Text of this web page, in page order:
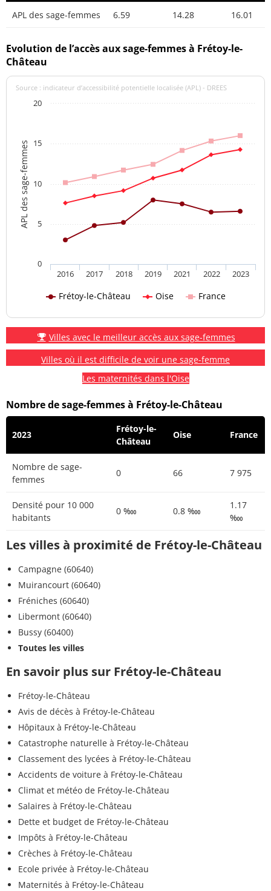
APL des sage-femmes 6.59 14.28 16.01
Evolution de l’accès aux sage-femmes à Frétoy-le-
Château
APL des sage-femmes
Source : indicateur d’accessibilité potentielle localisée (APL) - DREES
Frétoy-le-Château Oise France
2016 2017 2018 2019 2021 2022 2023
0
5
10
15
20
Villes avec le meilleur accès aux sage-femmes
Villes où il est difficile de voir une sage-femme
Les maternités dans l'Oise
Nombre de sage-femmes à Frétoy-le-Château
2023
Frétoy-le-
Château
Oise France
Nombre de sage-
femmes
0 66 7 975
Densité pour 10 000
habitants
0 ‱ 0.8 ‱
1.17
‱
Les villes à proximité de Frétoy-le-Château
Campagne (60640)
Muirancourt (60640)
Fréniches (60640)
Libermont (60640)
Bussy (60400)
Toutes les villes
En savoir plus sur Frétoy-le-Château
Frétoy-le-Château
Avis de décès à Frétoy-le-Château
Hôpitaux à Frétoy-le-Château
Catastrophe naturelle à Frétoy-le-Château
Classement des lycées à Frétoy-le-Château
Accidents de voiture à Frétoy-le-Château
Climat et météo de Frétoy-le-Château
Salaires à Frétoy-le-Château
Dette et budget de Frétoy-le-Château
Impôts à Frétoy-le-Château
Crèches à Frétoy-le-Château
Ecole privée à Frétoy-le-Château
Maternités à Frétoy-le-Château